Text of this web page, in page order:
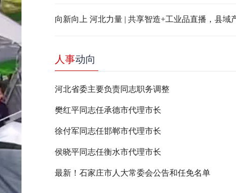
人事动向
河北省委主要负责同志职务调整
樊红平同志任承德市代理市长
徐付军同志任邯郸市代理市长
侯晓平同志任衡水市代理市长
最新！石家庄市人大常委会公告和任免名单